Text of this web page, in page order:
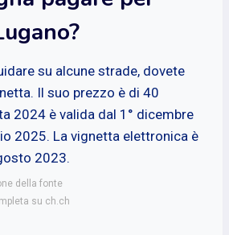
su alcune strade, dovete
Il suo prezzo è di 40
2024 è valida dal 1° dicembre
2025. La vignetta elettronica è
2023.
della fonte
su ch.ch